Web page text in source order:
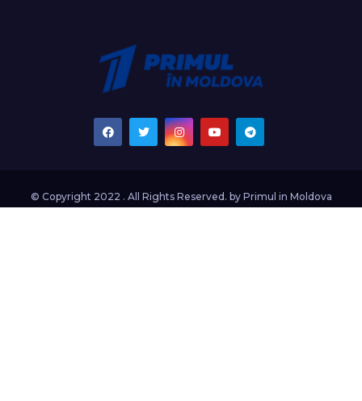
© Copyright 2022 . All Rights Reserved. by Primul in Moldova